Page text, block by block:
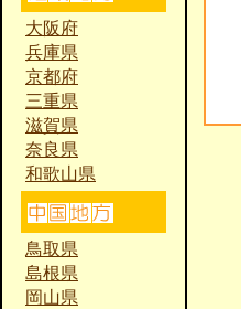
大阪府
兵庫県
京都府
三重県
滋賀県
奈良県
和歌山県
鳥取県
島根県
岡山県